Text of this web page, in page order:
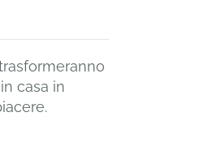
casa in